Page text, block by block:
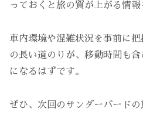
っておくと旅の質が上がる情報
車内環境や混雑状況を事前に
の長い道のりが、移動時間も
になるはずです。
ぜひ、次回のサンダーバードの